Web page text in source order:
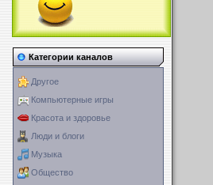
Категории каналов
Другое
Компьютерные игры
Красота и здоровье
Люди и блоги
Музыка
Общество